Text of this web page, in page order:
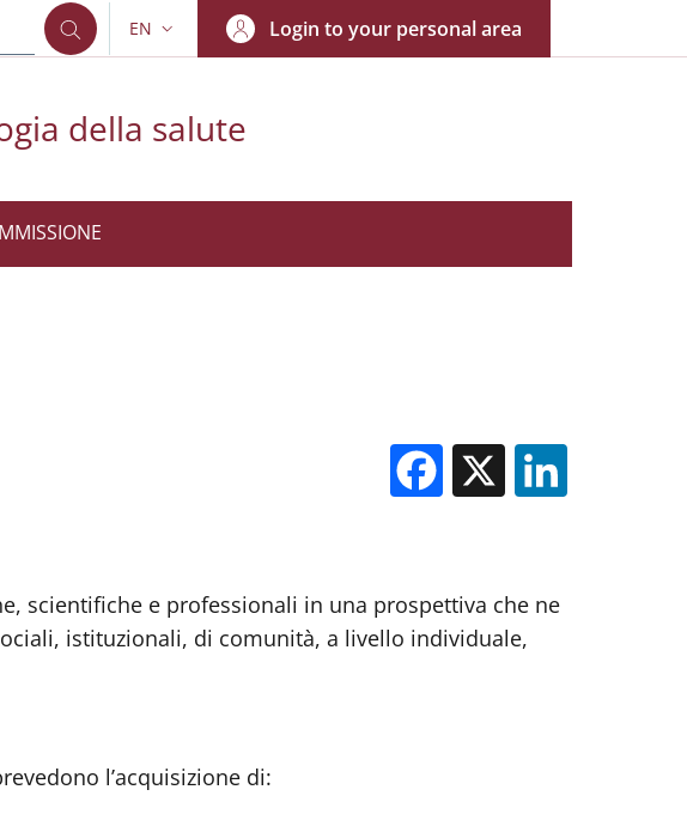
LANGUAGE SWITCHER: CURRENT LANGUAGE
EN Login to your personal area
della salute
Facebook
X
scientifiche e professionali in una prospettiva che ne
istituzionali, di comunità, a livello individuale,
l’acquisizione di: